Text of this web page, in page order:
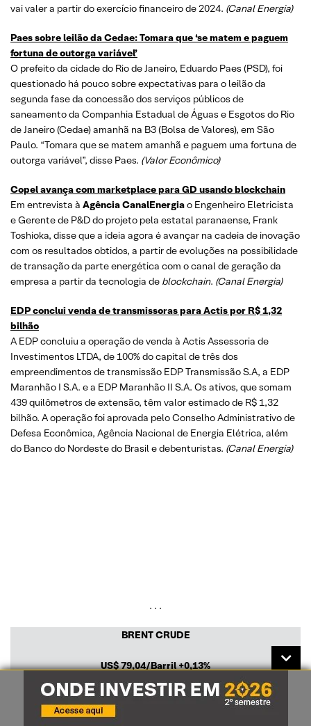
vai valer a partir do exercício financeiro de 2024. (Canal Energia)
Paes sobre leilão da Cedae: Tomara que ‘se matem e paguem
fortuna de outorga variável’
O prefeito da cidade do Rio de Janeiro, Eduardo Paes (PSD), foi
questionado há pouco sobre expectativas para o leilão da
segunda fase da concessão dos serviços públicos de
saneamento da Companhia Estadual de Águas e Esgotos do Rio
de Janeiro (Cedae) amanhã na B3 (Bolsa de Valores), em São
Paulo. “Tomara que se matem amanhã e paguem uma fortuna de
outorga variável”, disse Paes. (Valor Econômico)
Copel avança com marketplace para GD usando blockchain
Em entrevista à Agência CanalEnergiao Engenheiro Eletricista
e Gerente de P&D do projeto pela estatal paranaense, Frank
Toshioka, disse que a ideia agora é avançar na cadeia de inovação
com os resultados obtidos, a partir de evoluções na possibilidade
de transação da parte energética com o canal de geração da
empresa a partir da tecnologia de blockchain. (Canal Energia)
EDP conclui venda de transmissoras para Actis por R$ 1,32
bilhão
A EDP concluiu a operação de venda à Actis Assessoria de
Investimentos LTDA, de 100% do capital de três dos
empreendimentos de transmissão EDP Transmissão S.A, a EDP
Maranhão I S.A. e a EDP Maranhão II S.A. Os ativos, que somam
439 quilômetros de extensão, têm valor estimado de R$ 1,32
bilhão. A operação foi aprovada pelo Conselho Administrativo de
Defesa Econômica, Agência Nacional de Energia Elétrica, além
do Banco do Nordeste do Brasil e debenturistas. (Canal Energia)
. . .
BRENT CRUDE
US$79,04/Barril+0,13%